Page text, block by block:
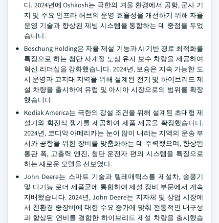
다. 2024년에 Oshkosh는 극한의 겨울 환경에서 공항, 군사 기
지 및 주요 인프라 허브의 운영 효율성을 개선하기 위해 자율
운영 기술과 향상된 제빙 시스템을 통합하는 데 중점을 두었
습니다.
Boschung Holding은 자율 제설 기능과 AI 기반 경로 최적화를
특징으로 하는 첨단 사계절 노상 유지 보수 차량을 제공하여
혁신 리더십을 강화했습니다. 2024년, 보슝은 지속 가능한 도
시 운영과 고지대 지역을 위해 설계된 전기 및 하이브리드 제
설 차량을 출시하여 유럽 및 아시아 시장으로의 범위를 확장
했습니다.
Kodiak America는 극한의 강설 조건을 위해 설계된 초대형 제
설기와 회전식 쟁기를 제공하여 제품 제공을 확장했습니다.
2024년, 코디악 아메리카는 눈이 많이 내리는 지역의 운송 부
서와 공항을 위한 장비를 맞춤화하는 데 주력했으며, 향상된
통관 폭, 고출력 엔진, 첨단 운전자 편의 시스템을 특징으로
하는 새로운 모델을 선보였다.
John Deere는 스마트 기술과 텔레매틱스를 제설차, 송풍기
및 다기능 로더 제품군에 통합하여 제설 장비 부문에서 계속
지배했습니다. 2024년, John Deere는 지자체 및 상업 시장에
서 친환경 중장비에 대한 수요 증가에 맞춰 전통적인 내구성
과 향상된 연비를 결합한 하이브리드 제설 차량을 출시했습